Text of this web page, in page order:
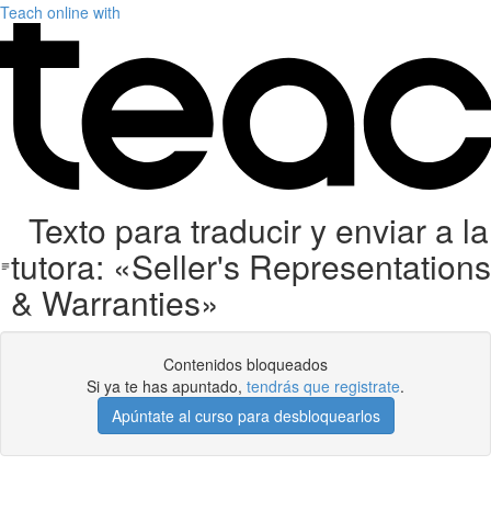
Teach online with
Texto para traducir y enviar a la
tutora: «Seller's Representations
& Warranties»
Contenidos bloqueados
Si ya te has apuntado, tendrás que registrate.
Apúntate al curso para desbloquearlos